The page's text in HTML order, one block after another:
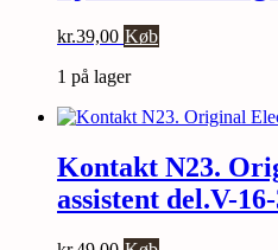
kr.39,00 Køb
1 på lager
Kontakt N23.
assistent del.V-